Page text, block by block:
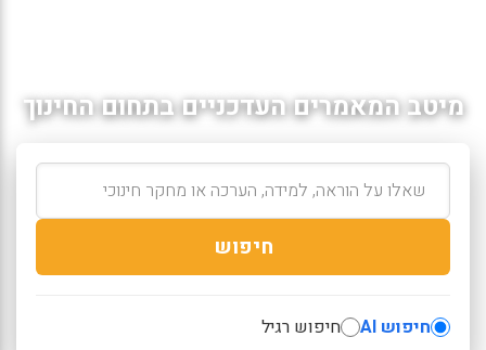
מיטב המאמרים העדכניים בתחום החינוך
חיפוש
חיפוש AI חיפוש רגיל